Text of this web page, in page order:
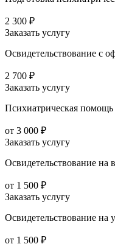
2 300 ₽
Заказать услугу
Освидетельствование с
2 700 ₽
Заказать услугу
Психиатрическая помощь
от 3 000 ₽
Заказать услугу
Освидетельствование на
от 1 500 ₽
Заказать услугу
Освидетельствование на
от 1 500 ₽